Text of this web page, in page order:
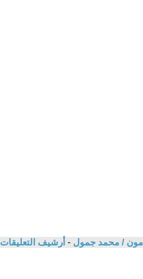
/ محمد جمول - أرشيف التعليقات